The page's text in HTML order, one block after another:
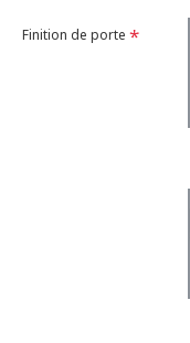
Finition de porte